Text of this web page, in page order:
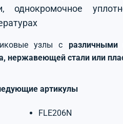
однокромочное
узлы с различными
нержавеющей стали или
артикулы
FLE206N